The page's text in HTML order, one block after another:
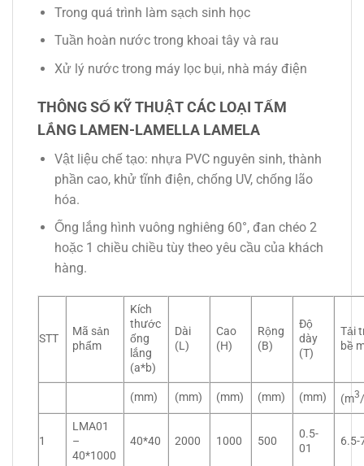
Trong quá trình làm sạch sinh học
Tuần hoàn nước trong khoai tây và rau
Xử lý nước trong máy lọc bụi, nhà máy điện
THÔNG SỐ KỸ THUẬT CÁC LOẠI TẤM
LẮNG LAMEN-LAMELLA LAMELA
Vật liệu chế tạo: nhựa PVC nguyên sinh, thành
phần cao, khử tĩnh điện, chống UV, chống lão
hóa.
Ống lắng hình vuông nghiêng 60°, đan chéo 2
hoặc 1 chiều chiều tùy theo yêu cầu của khách
hàng.
STT
Mã sản
phẩm
Kích
thước
ống
lắng
(a*b)
Dài
(L)
Cao
(H)
Rộng
(B)
Độ
dày
(T)
Tải
bề
(mm) (mm) (mm) (mm) (mm) (m3
1
LMA01
–
40*1000
40*40 2000 1000 500
0.5-
01
6.5-